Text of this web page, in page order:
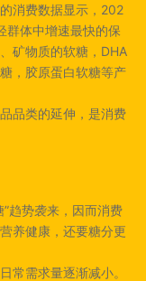
消费数据显示，202
群体中增速最快的保
矿物质的软糖，DHA
，胶原蛋白软糖等产
品类的延伸，是消费
趋势袭来，因而消费
养健康，还要糖分更
常需求量逐渐减小。